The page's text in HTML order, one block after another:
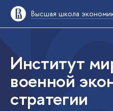
Высшая школа
Институт
военной
стратегии